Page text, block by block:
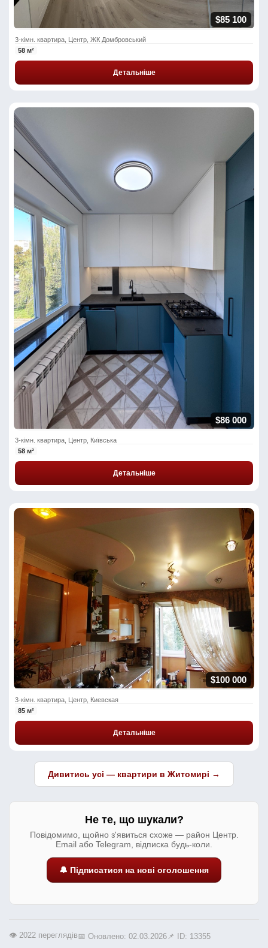
$85 100
3-кімн. квартира, Центр, ЖК Домбровський
58 м²
Детальніше
$86 000
3-кімн. квартира, Центр, Київська
58 м²
Детальніше
$100 000
3-кімн. квартира, Центр, Киевская
85 м²
Детальніше
Дивитись усі — квартири в Житомирі →
Не те, що шукали?
Повідомимо, щойно з'явиться схоже — район Центр.
Email або Telegram, відписка будь-коли.
🔔 Підписатися на нові оголошення
👁️ 2022 переглядів📅 Оновлено: 02.03.2026 📌 ID: 13355